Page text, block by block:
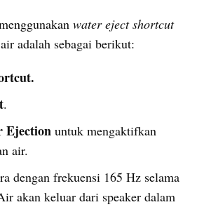
water eject shortcut
adalah sebagai berikut:
.
Ejection untuk mengaktifkan
air.
dengan frekuensi 165 Hz selama
akan keluar dari speaker dalam